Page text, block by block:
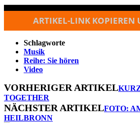
ARTIKEL-LINK KOPIEREN
Schlagworte
Musik
Reihe: Sie hören
Video
VORHERIGER ARTIKEL
TOGETHER
NÄCHSTER ARTIKELFOTO:
HEILBRONN